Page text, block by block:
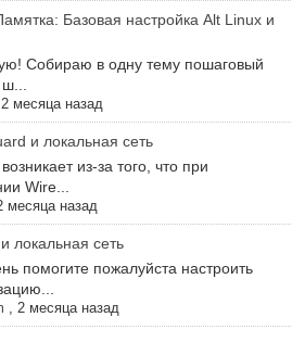
Базовая настройка Alt Linux и
Собираю в одну тему пошаговый
2 месяца назад
и локальная сеть
из-за того, что при
Wire...
месяца назад
локальная сеть
помогите пожалуйста настроить
2 месяца назад